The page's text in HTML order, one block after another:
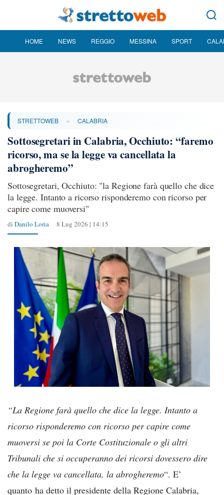
HOME NEWS REGGIO MESSINA SPORT
STRETTOWEB » CALABRIA
Sottosegretari in Calabria, Occhiuto: “faremo
ricorso, ma se la legge va cancellata la
abrogheremo”
Sottosegretari, Occhiuto: "la Regione farà quello che dice
la legge. Intanto a ricorso risponderemo con ricorso per
capire come muoversi"
di Danilo Loria 8 Lug 2026 | 14:15
“La Regione farà quello che dice la legge. Intanto a
ricorso risponderemo con ricorso per capire come
muoversi se poi la Corte Costituzionale o gli altri
Tribunali che si occuperanno dei ricorsi dovessero dire
che la legge va cancellata, la abrogheremo“. E’
quanto ha detto il presidente della Regione Calabria,